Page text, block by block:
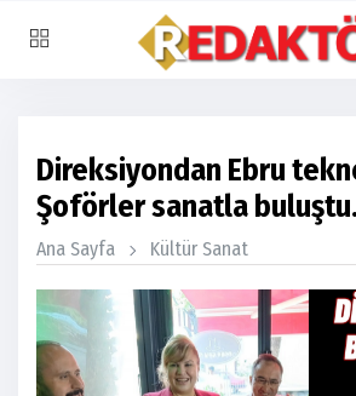
Direksiyondan Ebru
Şoförler sanatla
Ana Sayfa Kültür Sanat